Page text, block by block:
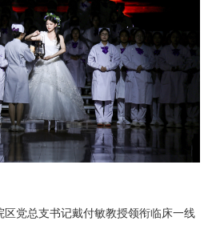
区党总支书记戴付敏教授领衔临床一线